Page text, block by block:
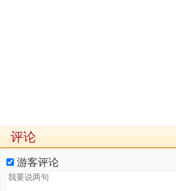
评论
游客评论